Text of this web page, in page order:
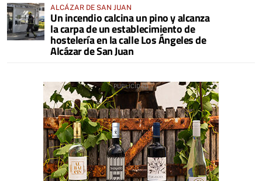
ALCÁZAR DE SAN JUAN
Un incendio calcina un pino y alcanza
la carpa de un establecimiento de
hostelería en la calle Los Ángeles de
Alcázar de San Juan